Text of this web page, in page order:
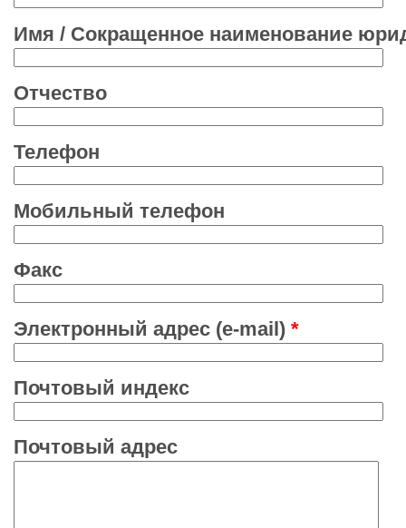
Имя / Сокращенное наименование
Отчество
Телефон
Мобильный телефон
Факс
Электронный адрес (e-mail) *
Почтовый индекс
Почтовый адрес